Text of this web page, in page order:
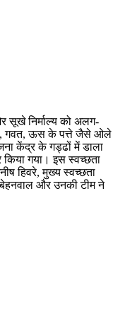
सूखे निर्माल्य को अलग-
गवत, ऊस के पत्ते जैसे ओले
केंद्र के गड्ढों में डाला
गया। इस स्वच्छता
हिवरे, मुख्य स्वच्छता
बेहनवाल और उनकी टीम ने